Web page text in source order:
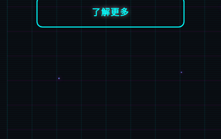
了解更多